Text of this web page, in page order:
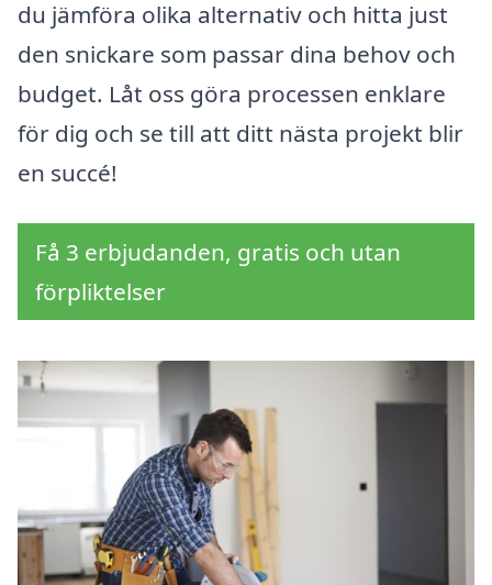
du jämföra olika alternativ och hitta just
den snickare som passar dina behov och
budget. Låt oss göra processen enklare
för dig och se till att ditt nästa projekt blir
en succé!
Få 3 erbjudanden, gratis och utan
förpliktelser